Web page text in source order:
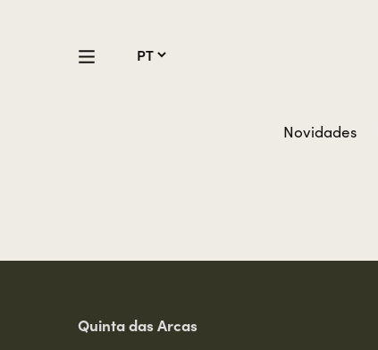
Novidades
Quinta das Arcas